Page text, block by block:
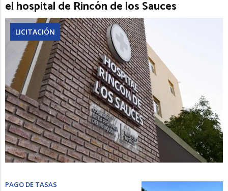
el hospital de Rincón de los Sauces
LICITACIÓN
PAGO DE TASAS